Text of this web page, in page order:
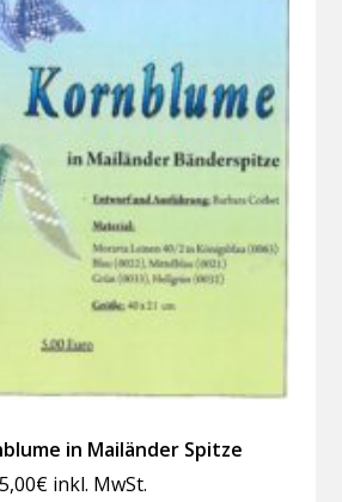
in Mailänder Spitze
5,00€ inkl. MwSt.